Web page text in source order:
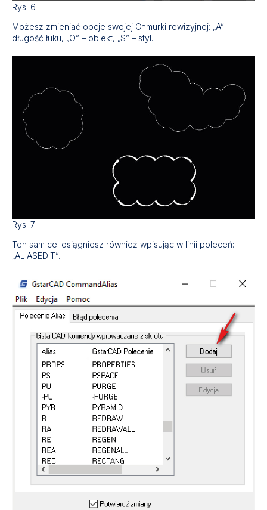
Rys. 6
Możesz zmieniać opcje swojej Chmurki rewizyjnej: „A” –
długość łuku, „O” – obiekt, „S” – styl.
Rys. 7
Ten sam cel osiągniesz również wpisując w linii poleceń:
„ALIASEDIT”.